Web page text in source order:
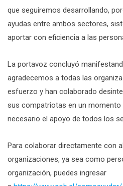
que seguiremos desarrollando,
ayudas entre ambos sectores,
aportar con eficiencia a las
La portavoz concluyó
agradecemos a todas las
esfuerzo y han colaborado
sus compatriotas en un momento
necesario el apoyo de todos los
Para colaborar directamente con
organizaciones, ya sea como
organización, puedes ingresar